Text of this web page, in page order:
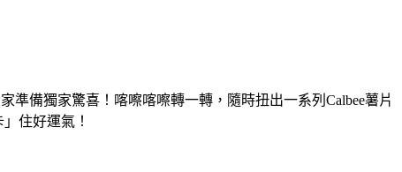
準備獨家驚喜！喀嚓喀嚓轉一轉，隨時扭出一系列Calbee薯片
住好運氣！